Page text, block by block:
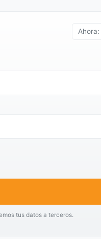
Ahora:
tus datos a terceros.